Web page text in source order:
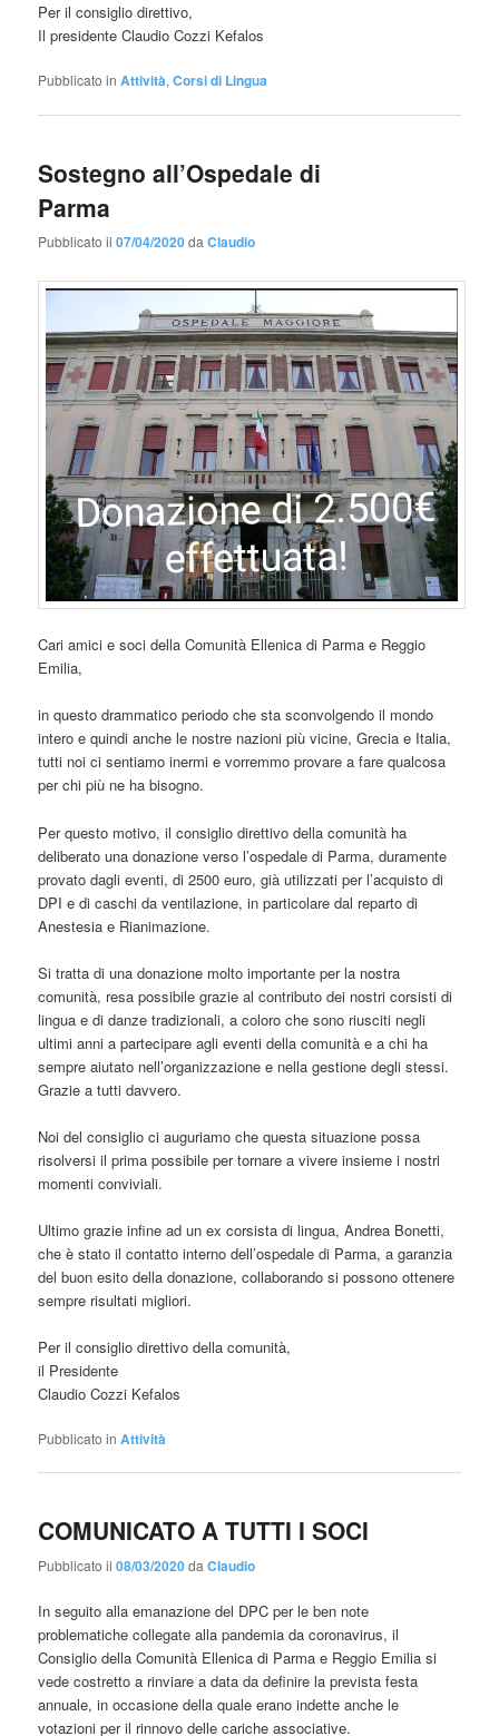
Per il consiglio direttivo,
Il presidente Claudio Cozzi Kefalos
Pubblicato in Attività,Corsi di Lingua
Sostegno all’Ospedale di
Parma
Pubblicato il07/04/2020daClaudio
Cari amici e soci della Comunità Ellenica di Parma e Reggio
Emilia,
in questo drammatico periodo che sta sconvolgendo il mondo
intero e quindi anche le nostre nazioni più vicine, Grecia e Italia,
tutti noi ci sentiamo inermi e vorremmo provare a fare qualcosa
per chi più ne ha bisogno.
Per questo motivo, il consiglio direttivo della comunità ha
deliberato una donazione verso l’ospedale di Parma, duramente
provato dagli eventi, di 2500 euro, già utilizzati per l’acquisto di
DPI e di caschi da ventilazione, in particolare dal reparto di
Anestesia e Rianimazione.
Si tratta di una donazione molto importante per la nostra
comunità, resa possibile grazie al contributo dei nostri corsisti di
lingua e di danze tradizionali, a coloro che sono riusciti negli
ultimi anni a partecipare agli eventi della comunità e a chi ha
sempre aiutato nell’organizzazione e nella gestione degli stessi.
Grazie a tutti davvero.
Noi del consiglio ci auguriamo che questa situazione possa
risolversi il prima possibile per tornare a vivere insieme i nostri
momenti conviviali.
Ultimo grazie infine ad un ex corsista di lingua, Andrea Bonetti,
che è stato il contatto interno dell’ospedale di Parma, a garanzia
del buon esito della donazione, collaborando si possono ottenere
sempre risultati migliori.
Per il consiglio direttivo della comunità,
il Presidente
Claudio Cozzi Kefalos
Pubblicato in Attività
COMUNICATO A TUTTI I SOCI
Pubblicato il08/03/2020daClaudio
In seguito alla emanazione del DPC per le ben note
problematiche collegate alla pandemia da coronavirus, il
Consiglio della Comunità Ellenica di Parma e Reggio Emilia si
vede costretto a rinviare a data da definire la prevista festa
annuale, in occasione della quale erano indette anche le
votazioni per il rinnovo delle cariche associative.